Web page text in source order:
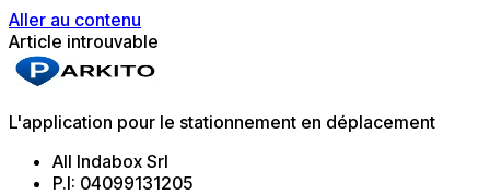
Aller au contenu
Article introuvable
L'application pour le stationnement en déplacement
All Indabox Srl
P.I: 04099131205